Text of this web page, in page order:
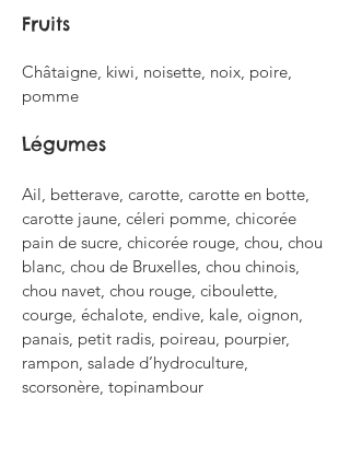
Fruits
Châtaigne, kiwi, noisette, noix, poire,
pomme
Légumes
Ail, betterave, carotte, carotte en botte,
carotte jaune, céleri pomme, chicorée
pain de sucre, chicorée rouge, chou, chou
blanc, chou de Bruxelles, chou chinois,
chou navet, chou rouge, ciboulette,
courge, échalote, endive, kale, oignon,
panais, petit radis, poireau, pourpier,
rampon, salade d’hydroculture,
scorsonère, topinambour